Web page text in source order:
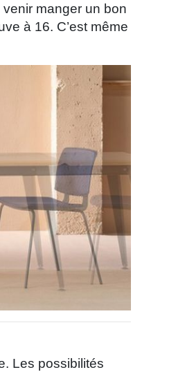
manger un bon
à 16. C’est même
Les possibilités